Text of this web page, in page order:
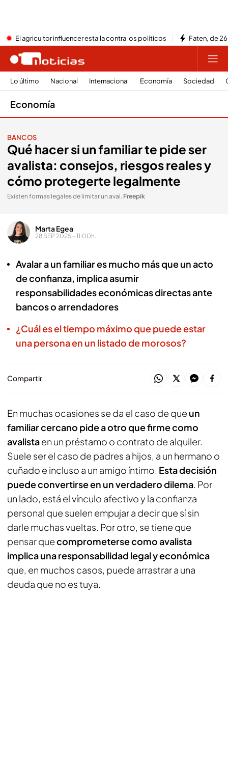
El agricultor influencer estalla contra los políticos Faten, de
Lo último Nacional Internacional Economía Sociedad
Economía
BANCOS
Qué hacer si un familiar te pide ser
avalista: consejos, riesgos reales y
cómo protegerte legalmente
Existen formas legales de limitar un aval. Freepik
Marta Egea
28 SEP 2025 - 11:00h.
Avalar a un familiar es mucho más que un acto
de confianza, implica asumir
responsabilidades económicas directas ante
bancos o arrendadores
¿Cuál es el tiempo máximo que puede estar
una persona en un listado de morosos?
Compartir
En muchas ocasiones se da el caso de que un
familiar cercano pide a otro que firme como
avalistaen un préstamo o contrato de alquiler.
Suele ser el caso de padres a hijos, a un hermano o
cuñado e incluso a un amigo íntimo. Esta decisión
puede convertirse en un verdadero dilema. Por
un lado, está el vínculo afectivo y la confianza
personal que suelen empujar a decir que sí sin
darle muchas vueltas. Por otro, se tiene que
pensar quecomprometerse como avalista
implica una responsabilidad legal y económica
que, en muchos casos, puede arrastrar a una
deuda que no es tuya.